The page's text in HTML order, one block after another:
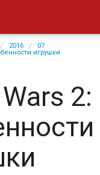
2016 07
игрушки
2: